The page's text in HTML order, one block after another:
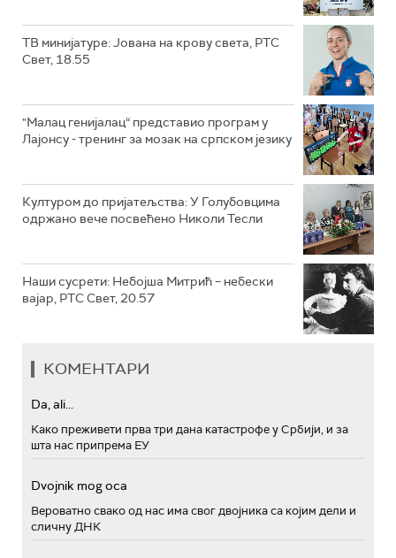
ТВ минијатуре: Јована на крову света, РТС
Свет, 18.55
"Малац генијалац“ представио програм у
Лајонсу - тренинг за мозак на српском језику
Културом до пријатељства: У Голубовцима
одржано вече посвећено Николи Тесли
Наши сусрети: Небојша Митрић – небески
вајар, РТС Свет, 20.57
КОМЕНТАРИ
Da, ali...
Како преживети прва три дана катастрофе у Србији, и за
шта нас припрема ЕУ
Dvojnik mog oca
Вероватно свако од нас има свог двојника са којим дели и
сличну ДНК